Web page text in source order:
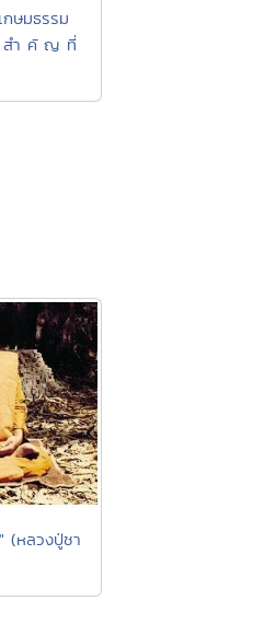
ษมธรรม
สำ คั ญ ที่
(หลวงปู่ชา